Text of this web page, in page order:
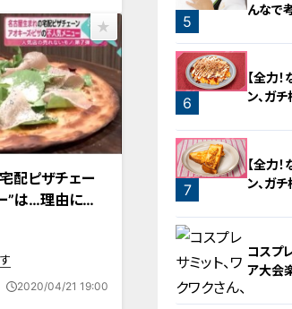
配ピザチェー
”は…理由に納
2020/04/21 19:00
5
んなで
6
【全力
ン、ガ
7
【全力
ン、ガ
コスプ
ア大会